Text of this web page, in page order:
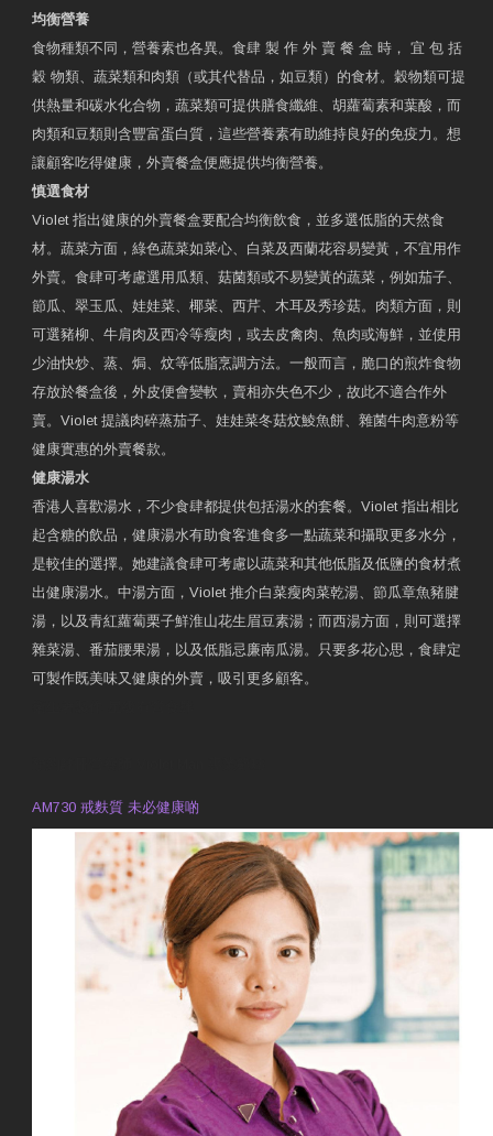
均衡營養
食物種類不同，營養素也各異。食肆 製 作 外 賣 餐 盒 時， 宜 包 括
穀 物類、蔬菜類和肉類（或其代替品，如豆類）的食材。穀物類可提
供熱量和碳水化合物，蔬菜類可提供膳食纖維、胡蘿蔔素和葉酸，而
肉類和豆類則含豐富蛋白質，這些營養素有助維持良好的免疫力。想
讓顧客吃得健康，外賣餐盒便應提供均衡營養。
慎選食材
Violet 指出健康的外賣餐盒要配合均衡飲食，並多選低脂的天然食
材。蔬菜方面，綠色蔬菜如菜心、白菜及西蘭花容易變黃，不宜用作
外賣。食肆可考慮選用瓜類、菇菌類或不易變黃的蔬菜，例如茄子、
節瓜、翠玉瓜、娃娃菜、椰菜、西芹、木耳及秀珍菇。肉類方面，則
可選豬柳、牛肩肉及西冷等瘦肉，或去皮禽肉、魚肉或海鮮，並使用
少油快炒、蒸、焗、炆等低脂烹調方法。一般而言，脆口的煎炸食物
存放於餐盒後，外皮便會變軟，賣相亦失色不少，故此不適合作外
賣。Violet 提議肉碎蒸茄子、娃娃菜冬菇炆鯪魚餅、雜菌牛肉意粉等
健康實惠的外賣餐款。
健康湯水
香港人喜歡湯水，不少食肆都提供包括湯水的套餐。Violet 指出相比
起含糖的飲品，健康湯水有助食客進食多一點蔬菜和攝取更多水分，
是較佳的選擇。她建議食肆可考慮以蔬菜和其他低脂及低鹽的食材煮
出健康湯水。中湯方面，Violet 推介白菜瘦肉菜乾湯、節瓜章魚豬腱
湯，以及青紅蘿蔔栗子鮮淮山花生眉豆素湯；而西湯方面，則可選擇
雜菜湯、番茄腰果湯，以及低脂忌廉南瓜湯。只要多花心思，食肆定
可製作既美味又健康的外賣，吸引更多顧客。
AM730 戒麩質 未必健康啲